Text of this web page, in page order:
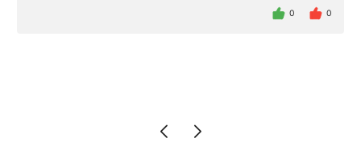
то качество выше всяких похвал. Выглядит
0 0